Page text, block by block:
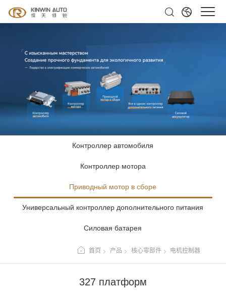
Контроллер автомобиля
Контроллер мотора
Приводный мотор в сборе
Универсальный контроллер дополнительного питания
Силовая батарея
首页 产品 核心零部件 电机控制器
327 платформ